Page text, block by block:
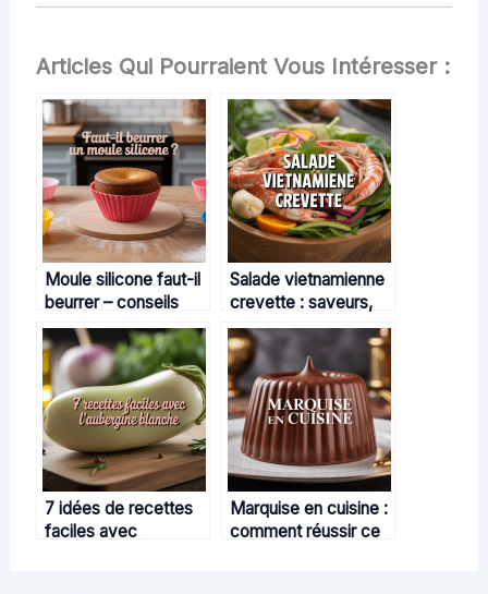
Articles Qui Pourraient Vous Intéresser :
Moule silicone faut-il
beurrer – conseils
pratiques pour une
cuisson sans accroc
Salade vietnamienne
crevette : saveurs,
astuces et recettes
gourmandes
7 idées de recettes
faciles avec
Marquise en cuisine :
comment réussir ce